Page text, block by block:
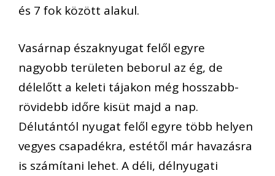
és 7 fok között alakul.
Vasárnap északnyugat felől egyre
nagyobb területen beborul az ég, de
délelőtt a keleti tájakon még hosszabb-
rövidebb időre kisüt majd a nap.
Délutántól nyugat felől egyre több helyen
vegyes csapadékra, estétől már havazásra
is számítani lehet. A déli, délnyugati